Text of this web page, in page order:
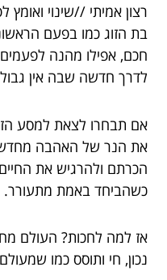
רצון אמיתי //שינוי
בת הזוג כמו בפעם
חכם, אפילו מהנה
לדרך חדשה שבה אין
אם תבחרו לצאת למסע
את הנר של האהבה
הכרתם ולהרגיש את
כשהביחד באמת מתעורר.
אז למה לחכות? העולם
נכון, חי ותוסס כמו